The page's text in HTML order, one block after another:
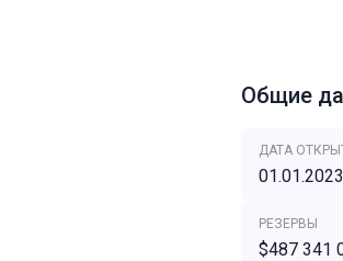
Общие
ДАТА
01.01.2023
РЕЗЕРВЫ
$487 341